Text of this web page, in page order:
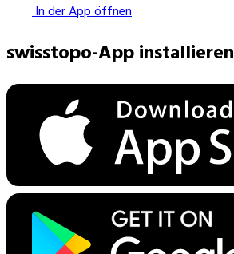
In der App öffnen
swisstopo-App installieren